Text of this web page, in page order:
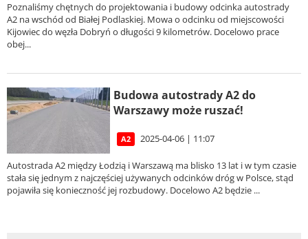
Poznaliśmy chętnych do projektowania i budowy odcinka autostrady
A2 na wschód od Białej Podlaskiej. Mowa o odcinku od miejscowości
Kijowiec do węzła Dobryń o długości 9 kilometrów. Docelowo prace
obej...
Budowa autostrady A2 do
Warszawy może ruszać!
A2 2025-04-06 | 11:07
Autostrada A2 między Łodzią i Warszawą ma blisko 13 lat i w tym czasie
stała się jednym z najczęściej używanych odcinków dróg w Polsce, stąd
pojawiła się konieczność jej rozbudowy. Docelowo A2 będzie ...